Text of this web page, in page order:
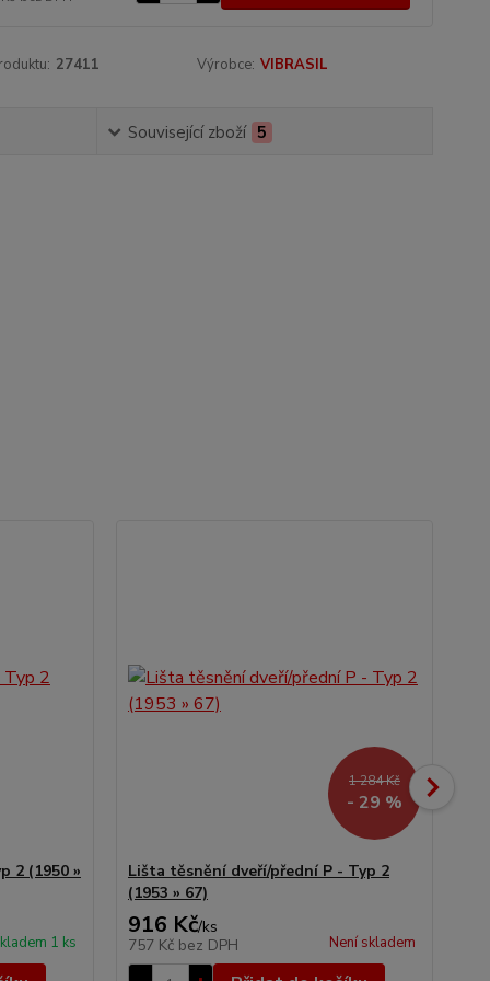
27411 Výrobce: VIBRASIL
Související zboží 5
2 (1950 »
1 ks
1 284 Kč
- 29 %
Lišta těsnění dveří/přední P - Typ 2
(1953 » 67)
916 Kč/ks
757 Kč bez DPH Není skladem